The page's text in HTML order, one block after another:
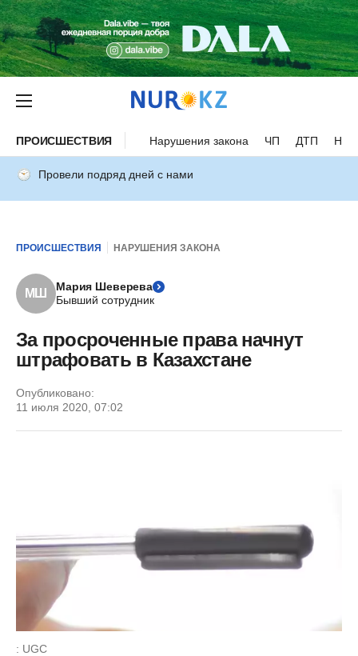
ПРОИСШЕСТВИЯ Нарушения закона ЧП ДТП
Провели подряд дней с нами
ПРОИСШЕСТВИЯ НАРУШЕНИЯ ЗАКОНА
МШ
Мария Шеверева
Бывший сотрудник
За просроченные права начнут
штрафовать в Казахстане
Опубликовано:
11 июля 2020, 07:02
: UGC